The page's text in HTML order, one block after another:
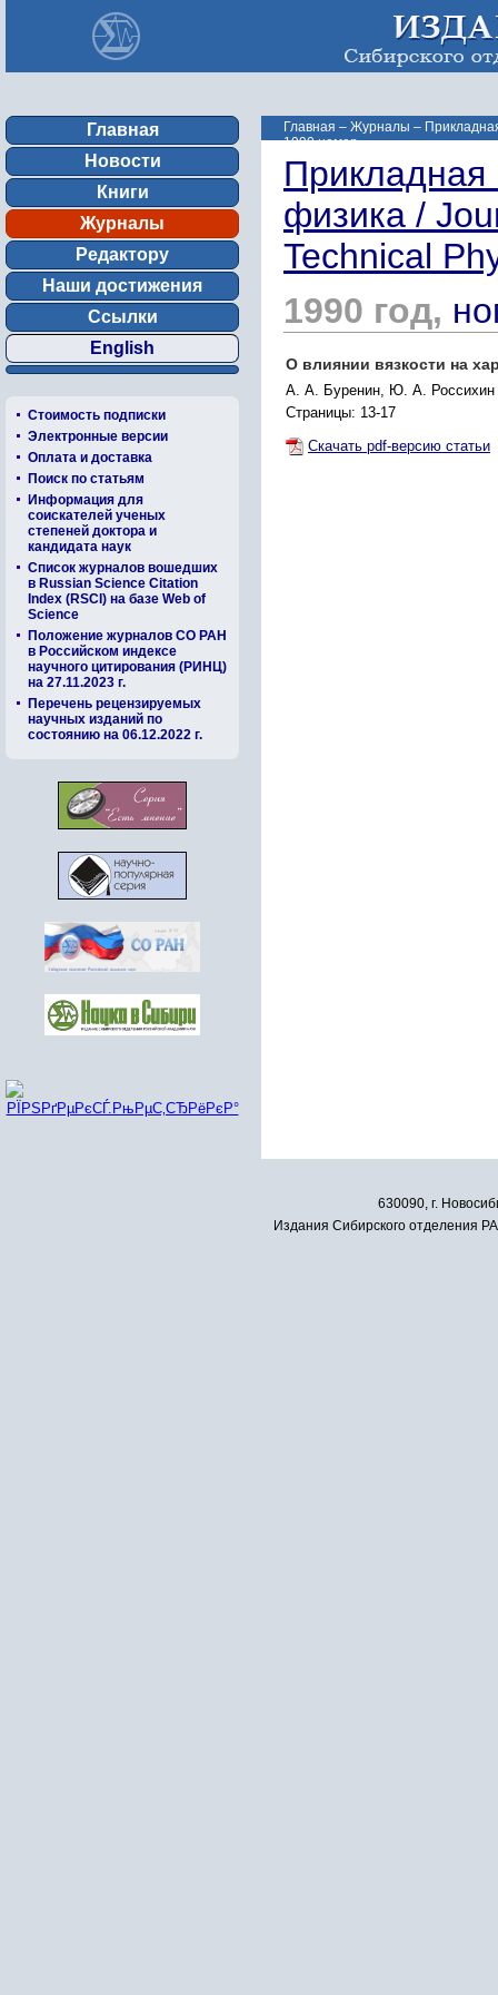
Главная
Новости
Книги
Журналы
Редактору
Наши достижения
Ссылки
English
Стоимость подписки
Электронные версии
Оплата и доставка
Поиск по статьям
Информация для
соискателей ученых
степеней доктора и
кандидата наук
Список журналов вошедших
в Russian Science Citation
Index (RSCI) на базе Web of
Science
Положение журналов СО РАН
в Российском индексе
научного цитирования (РИНЦ)
на 27.11.2023 г.
Перечень рецензируемых
научных изданий по
состоянию на 06.12.2022 г.
Главная – Журналы –
1990 номер ...
Прикладная
физика /
Technical
1990 год,
О влиянии вязкости на
А. А. Буренин, Ю. А. Россихин
Страницы: 13-17
Скачать pdf-версию статьи
630090, г.
Издания Сибирского отделения